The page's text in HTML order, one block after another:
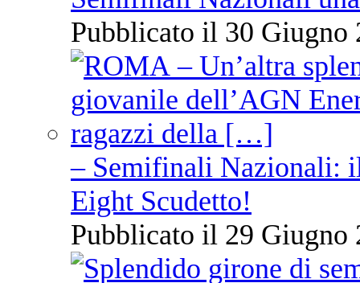
Pubblicato il 30 Giugno
– Semifinali Nazionali:
Eight Scudetto!
Pubblicato il 29 Giugno